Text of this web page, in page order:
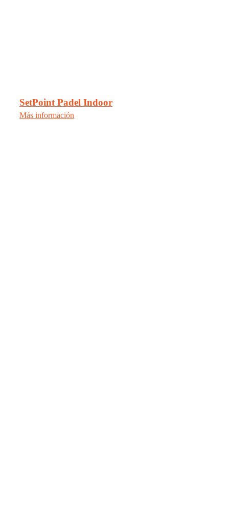
SetPoint Padel Indoor
Más información